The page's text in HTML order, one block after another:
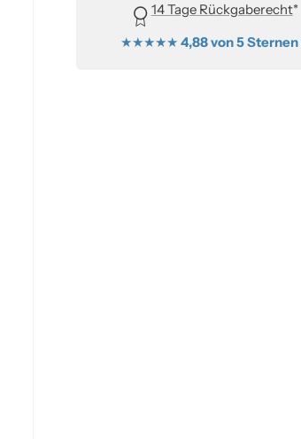
14 Tage Rückgaberecht*
★★★★★4,88 von 5 Sternen